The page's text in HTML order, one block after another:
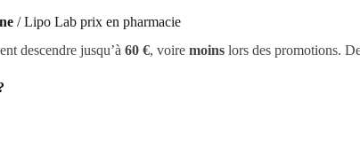
/ Lipo Lab prix en pharmacie
descendre jusqu’à 60 €, voire moins lors des promotions.